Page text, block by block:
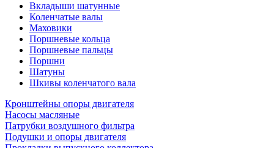
Вкладыши шатунные
Коленчатые валы
Маховики
Поршневые кольца
Поршневые пальцы
Поршни
Шатуны
Шкивы коленчатого вала
Кронштейны опоры двигателя
Насосы масляные
Патрубки воздушного фильтра
Подушки и опоры двигателя